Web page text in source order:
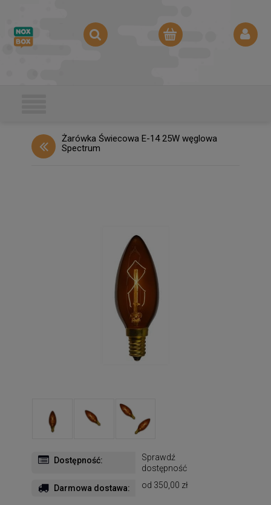
Żarówka Świecowa E-14 25W węglowa
Spectrum
Dostępność:
Sprawdź
dostępność
Darmowa dostawa: od 350,00 zł